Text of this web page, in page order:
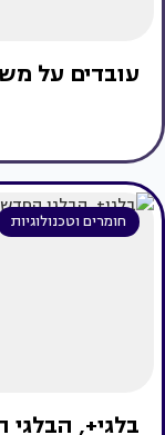
עובדים על
חומרים וטכנולוגיות
בלגי+,